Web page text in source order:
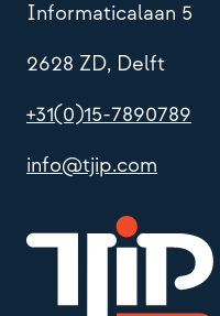
Informaticalaan 5
2628 ZD, Delft
+31(0)15-7890789
info@tjip.com